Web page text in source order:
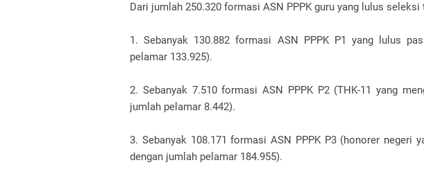
Dari jumlah 250.320 formasi ASN PPPK guru yang lulus seleksi
1. Sebanyak 130.882 formasi ASN PPPK P1 yang lulus
pelamar 133.925).
2. Sebanyak 7.510 formasi ASN PPPK P2 (THK-11 yang
jumlah pelamar 8.442).
3. Sebanyak 108.171 formasi ASN PPPK P3 (honorer negeri
dengan jumlah pelamar 184.955).